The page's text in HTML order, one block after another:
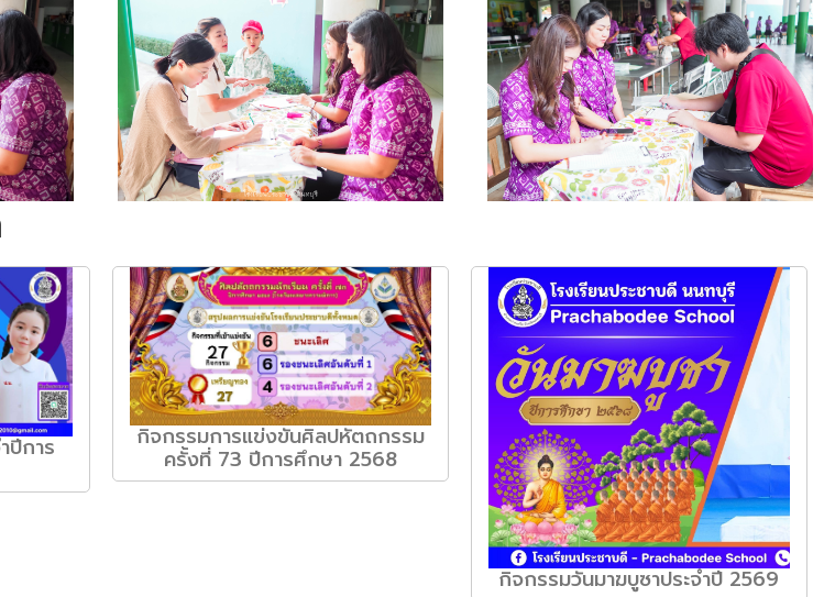
ปีการ กิจกรรมการแข่งขันศิลปหัตถกรรม
ครั้งที่ 73 ปีการศึกษา 2568
กิจกรรมวันมาฆบูซาประจำปี 2569